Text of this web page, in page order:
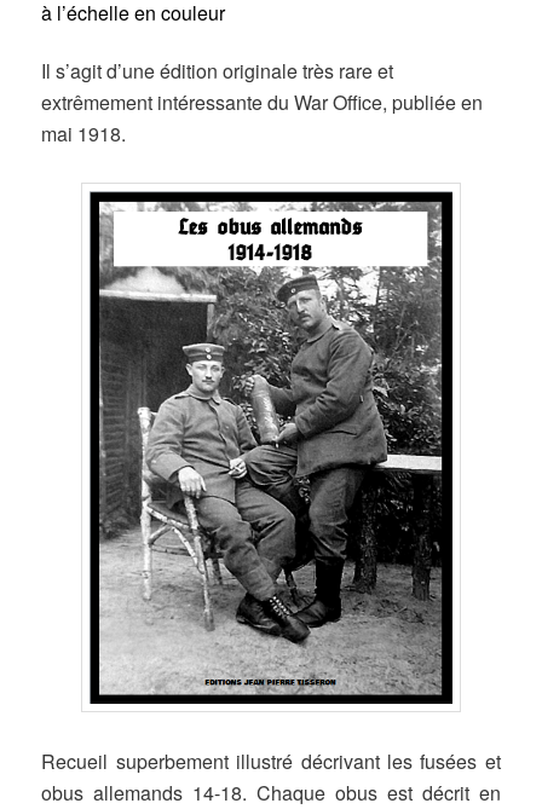
à l’échelle en couleur
Il s’agit d’une édition originale très rare et
extrêmement intéressante du War Office, publiée en
mai 1918.
Recueil superbement illustré décrivant les fusées et
obus allemands 14-18. Chaque obus est décrit en